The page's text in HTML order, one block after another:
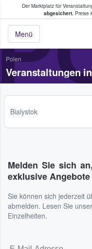
Der Marktplatz für
abgesichert.Preise
Menü
Tickets
Polen
Veranstaltungen
Bialystok
Melden Sie sich
exklusive
Sie können sich jederzeit
abmelden. Lesen Sie
Einzelheiten.